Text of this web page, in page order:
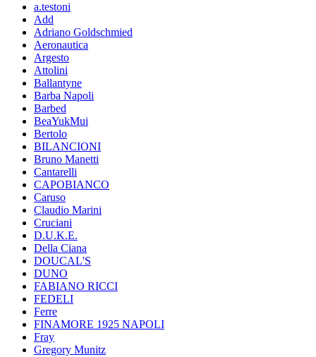
a.testoni
Add
Adriano Goldschmied
Aeronautica
Argesto
Attolini
Ballantyne
Barba Napoli
Barbed
BeaYukMui
Bertolo
BILANCIONI
Bruno Manetti
Cantarelli
CAPOBIANCO
Caruso
Claudio Marini
Cruciani
D.U.K.E.
Della Ciana
DOUCAL'S
DUNO
FABIANO RICCI
FEDELI
Ferre
FINAMORE 1925 NAPOLI
Fray
Gregory Munitz